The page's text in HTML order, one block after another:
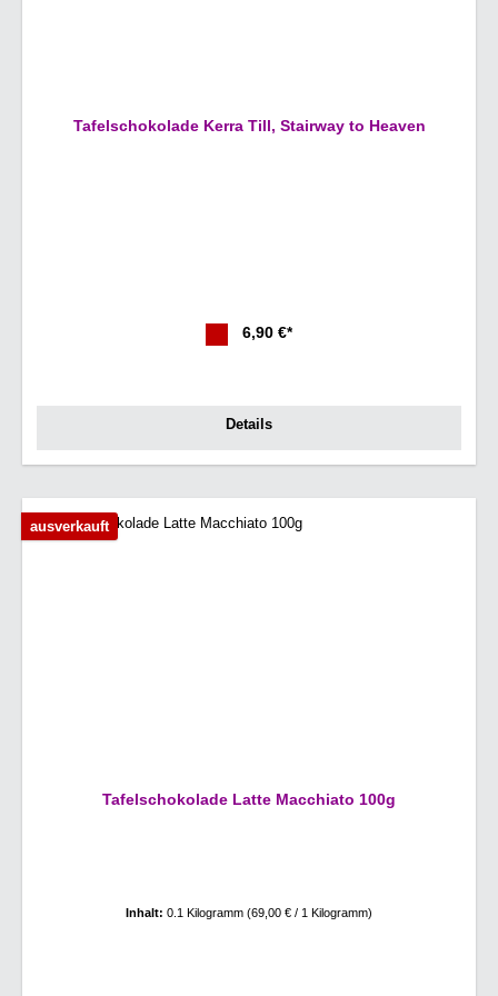
Tafelschokolade Kerra Till, Stairway to Heaven
6,90 €*
Details
ausverkauft
Tafelschokolade Latte Macchiato 100g
Inhalt: 0.1 Kilogramm (69,00 € / 1 Kilogramm)